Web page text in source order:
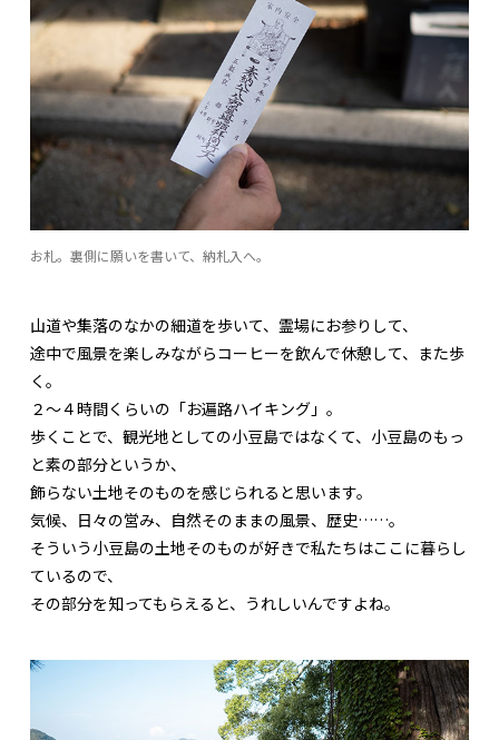
お札。裏側に願いを書いて、納札入へ。
山道や集落のなかの細道を歩いて、霊場にお参りして、
途中で風景を楽しみながらコーヒーを飲んで休憩して、また歩
く。
２〜４時間くらいの「お遍路ハイキング」。
歩くことで、観光地としての小豆島ではなくて、小豆島のもっ
と素の部分というか、
飾らない土地そのものを感じられると思います。
気候、日々の営み、自然そのままの風景、歴史……。
そういう小豆島の土地そのものが好きで私たちはここに暮らし
ているので、
その部分を知ってもらえると、うれしいんですよね。